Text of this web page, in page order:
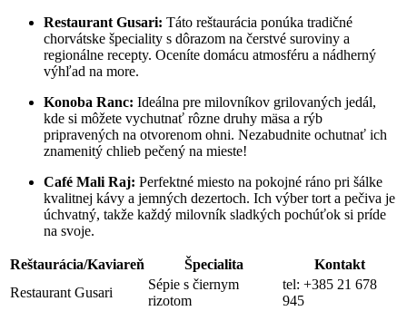
Restaurant Gusari: Táto reštaurácia ponúka tradičné
chorvátske špeciality s dôrazom na čerstvé suroviny a
regionálne recepty. Oceníte domácu atmosféru a nádherný
výhľad na more.
Konoba Ranc: Ideálna pre milovníkov grilovaných jedál,
kde si môžete vychutnať rôzne druhy mäsa a rýb
pripravených na otvorenom ohni. Nezabudnite ochutnať ich
znamenitý chlieb pečený na mieste!
Café Mali Raj: Perfektné miesto na pokojné ráno pri šálke
kvalitnej kávy a jemných dezertoch. Ich výber tort a pečiva je
úchvatný, takže každý milovník sladkých pochúťok si príde
na svoje.
Reštaurácia/Kaviareň Špecialita
Kontakt
Restaurant Gusari
Sépie s čiernym
rizotom
tel: +385 21 678
945